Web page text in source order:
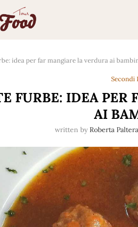
idea per far mangiare la verdura ai
Secondi
FURBE: IDEA PER
AI
written by Roberta Paltera